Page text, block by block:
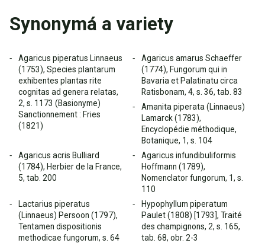
Synonymá a variety
Agaricus piperatus Linnaeus
(1753), Species plantarum
exhibentes plantas rite
cognitas ad genera relatas,
2, s. 1173 (Basionyme)
Sanctionnement : Fries
(1821)
Agaricus amarus Schaeffer
(1774), Fungorum qui in
Bavaria et Palatinatu circa
Ratisbonam, 4, s. 36, tab. 83
Amanita piperata (Linnaeus)
Lamarck (1783),
Encyclopédie méthodique,
Botanique, 1, s. 104
Agaricus acris Bulliard
(1784), Herbier de la France,
5, tab. 200
Agaricus infundibuliformis
Hoffmann (1789),
Nomenclator fungorum, 1, s.
110
Lactarius piperatus
(Linnaeus) Persoon (1797),
Tentamen dispositionis
methodicae fungorum, s. 64
Hypophyllum piperatum
Paulet (1808) [1793], Traité
des champignons, 2, s. 165,
tab. 68, obr. 2-3